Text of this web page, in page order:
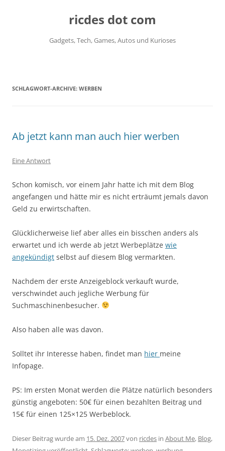
ricdes dot com
Gadgets, Tech, Games, Autos und Kurioses
SCHLAGWORT-ARCHIVE: WERBEN
Ab jetzt kann man auch hier werben
Eine Antwort
Schon komisch, vor einem Jahr hatte ich mit dem Blog
angefangen und hätte mir es nicht erträumt jemals davon
Geld zu erwirtschaften.
Glücklicherweise lief aber alles ein bisschen anders als
erwartet und ich werde ab jetzt Werbeplätze wie
angekündigt selbst auf diesem Blog vermarkten.
Nachdem der erste Anzeigeblock verkauft wurde,
verschwindet auch jegliche Werbung für
Suchmaschinenbesucher.
Also haben alle was davon.
Solltet ihr Interesse haben, findet man hier meine
Infopage.
PS: Im ersten Monat werden die Plätze natürlich besonders
günstig angeboten: 50€ für einen bezahlten Beitrag und
15€ für einen 125×125 Werbeblock.
Dieser Beitrag wurde am 15. Dez. 2007von ricdes in About Me, Blog,